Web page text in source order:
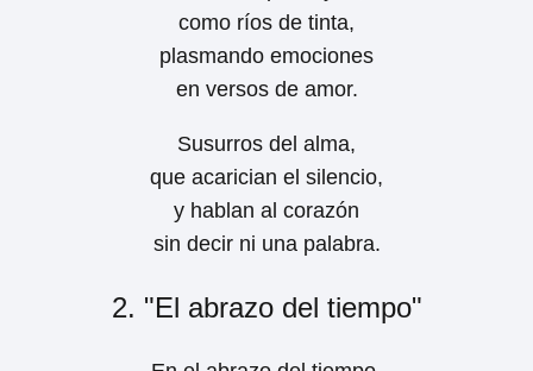
como ríos de tinta,
plasmando emociones
en versos de amor.
Susurros del alma,
que acarician el silencio,
y hablan al corazón
sin decir ni una palabra.
2. "El abrazo del tiempo"